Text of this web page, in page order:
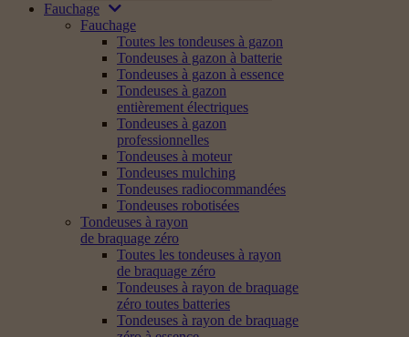
Fauchage
Fauchage
Toutes les tondeuses à gazon
Tondeuses à gazon à batterie
Tondeuses à gazon à essence
Tondeuses à gazon
entièrement électriques
Tondeuses à gazon
professionnelles
Tondeuses à moteur
Tondeuses mulching
Tondeuses radiocommandées
Tondeuses robotisées
Tondeuses à rayon
de braquage zéro
Toutes les tondeuses à rayon
de braquage zéro
Tondeuses à rayon de braquage
zéro toutes batteries
Tondeuses à rayon de braquage